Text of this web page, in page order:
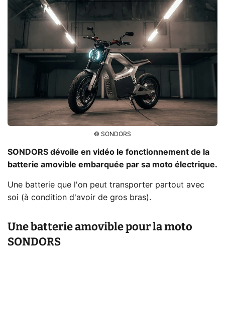
© SONDORS
SONDORS dévoile en vidéo le fonctionnement de la
batterie amovible embarquée par sa moto électrique.
Une batterie que l'on peut transporter partout avec
soi (à condition d'avoir de gros bras).
Une batterie amovible pour la moto
SONDORS